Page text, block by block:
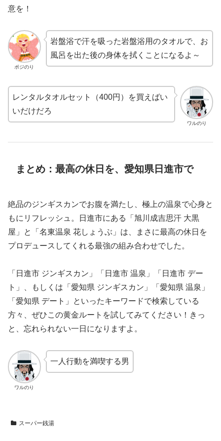
意を！
ポジのり
岩盤浴で汗を吸った岩盤浴用のタオルで、お
風呂を出た後の身体を拭くことになるよ～
ワルのり
レンタルタオルセット（400円）を買えばい
いだけだろ
まとめ：最高の休日を、愛知県日進市で
絶品のジンギスカンでお腹を満たし、極上の温泉で心身と
もにリフレッシュ。日進市にある「旭川成吉思汗 大黒
屋」と「名東温泉 花しょうぶ」は、まさに最高の休日を
プロデュースしてくれる最強の組み合わせでした。
「日進市 ジンギスカン」「日進市 温泉」「日進市 デー
ト」、もしくは「愛知県 ジンギスカン」「愛知県 温泉」
「愛知県 デート」といったキーワードで検索している
方々、ぜひこの黄金ルートを試してみてください！きっ
と、忘れられない一日になりますよ。
ワルのり
一人行動を満喫する男
スーパー銭湯